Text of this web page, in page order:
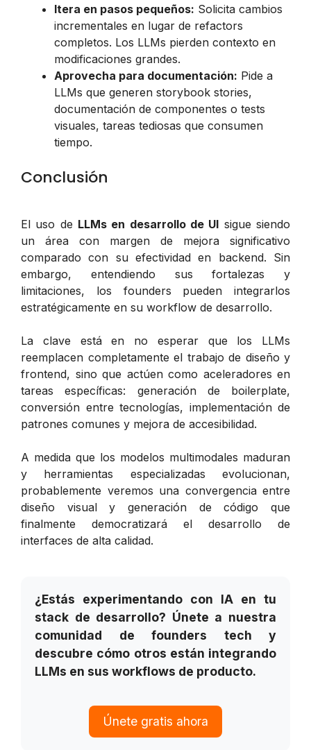
Itera en pasos pequeños: Solicita cambios
incrementales en lugar de refactors
completos. Los LLMs pierden contexto en
modificaciones grandes.
Aprovecha para documentación: Pide a
LLMs que generen storybook stories,
documentación de componentes o tests
visuales, tareas tediosas que consumen
tiempo.
Conclusión
El uso de LLMs en desarrollo de UI sigue siendo
un área con margen de mejora significativo
comparado con su efectividad en backend. Sin
embargo, entendiendo sus fortalezas y
limitaciones, los founders pueden integrarlos
estratégicamente en su workflow de desarrollo.
La clave está en no esperar que los LLMs
reemplacen completamente el trabajo de diseño y
frontend, sino que actúen como aceleradores en
tareas específicas: generación de boilerplate,
conversión entre tecnologías, implementación de
patrones comunes y mejora de accesibilidad.
A medida que los modelos multimodales maduran
y herramientas especializadas evolucionan,
probablemente veremos una convergencia entre
diseño visual y generación de código que
finalmente democratizará el desarrollo de
interfaces de alta calidad.
¿Estás experimentando con IA en tu
stack de desarrollo? Únete a nuestra
comunidad de founders tech y
descubre cómo otros están integrando
LLMs en sus workflows de producto.
Únete gratis ahora